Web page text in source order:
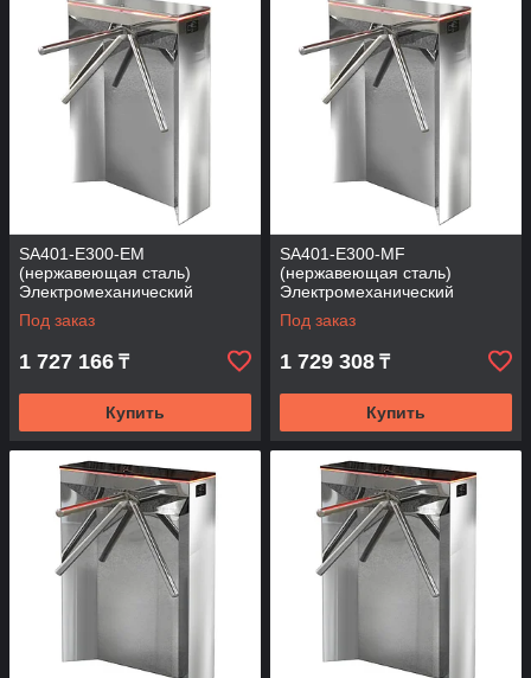
SA401-Е300-ЕМ
(нержавеющая сталь)
Электромеханический
турникет (трипод)
Под заказ
1 727 166 ₸
Купить
SA401-Е300-MF
(нержавеющая сталь)
Электромеханический
турникет (трипод)
Под заказ
1 729 308 ₸
Купить